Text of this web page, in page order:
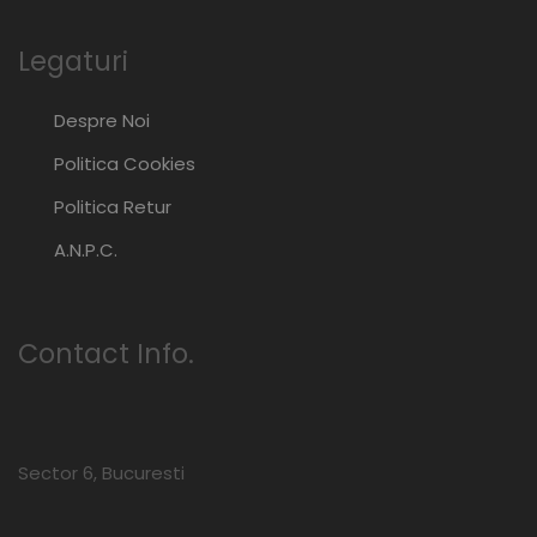
Legaturi
Despre Noi
Politica Cookies
Politica Retur
A.N.P.C.
Contact Info.
Sector 6, Bucuresti